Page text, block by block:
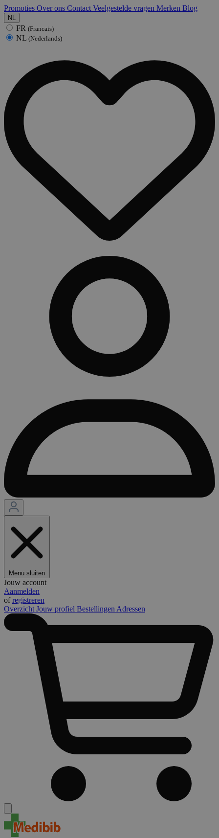
Promoties Over ons Contact Veelgestelde vragen Merken Blog
NL
FR (Francais)
NL (Nederlands)
Menu sluiten
Jouw account
Aanmelden
ofregistreren
Overzicht Jouw profiel Bestellingen Adressen